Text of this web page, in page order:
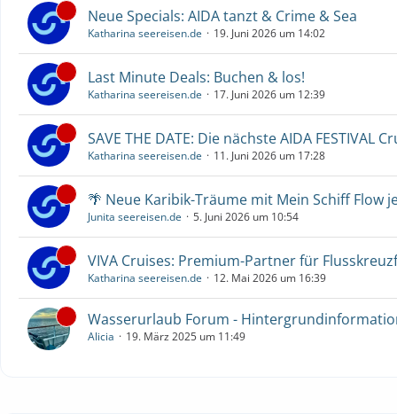
Neue Specials: AIDA tanzt & Crime & Sea
Katharina seereisen.de 19. Juni 2026 um 14:02
Last Minute Deals: Buchen & los!
Katharina seereisen.de 17. Juni 2026 um 12:39
SAVE THE DATE: Die nächste AIDA FESTIVAL
Katharina seereisen.de 11. Juni 2026 um 17:28
🌴 Neue Karibik-Träume mit Mein Schiff Flow
Junita seereisen.de 5. Juni 2026 um 10:54
VIVA Cruises: Premium-Partner für
Katharina seereisen.de 12. Mai 2026 um 16:39
Wasserurlaub Forum -
Alicia 19. März 2025 um 11:49